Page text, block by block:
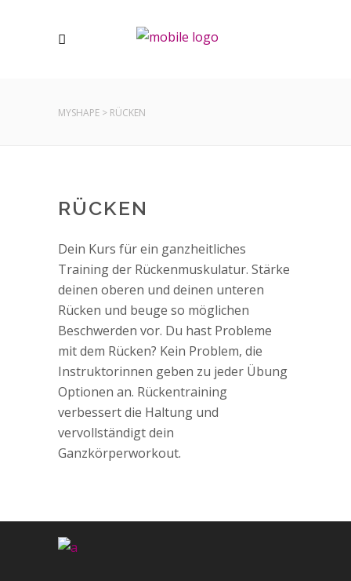
MYSHAPE > RÜCKEN
RÜCKEN
Dein Kurs für ein ganzheitliches
Training der Rückenmuskulatur. Stärke
deinen oberen und deinen unteren
Rücken und beuge so möglichen
Beschwerden vor. Du hast Probleme
mit dem Rücken? Kein Problem, die
Instruktorinnen geben zu jeder Übung
Optionen an. Rückentraining
verbessert die Haltung und
vervollständigt dein
Ganzkörperworkout.